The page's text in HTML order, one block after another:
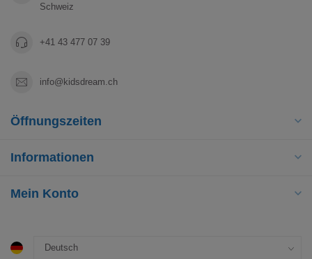
Schweiz
+41 43 477 07 39
info@kidsdream.ch
Öffnungszeiten
Informationen
Mein Konto